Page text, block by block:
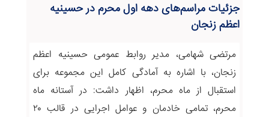
جزئیات مراسم‌های دهه اول محرم در حسینیه
اعظم زنجان
مرتضی شهامی، مدیر روابط عمومی حسینیه اعظم
زنجان، با اشاره به آمادگی کامل این مجموعه برای
استقبال از ماه محرم، اظهار داشت: در آستانه ماه
محرم، تمامی خادمان و عوامل اجرایی در قالب ۲۰